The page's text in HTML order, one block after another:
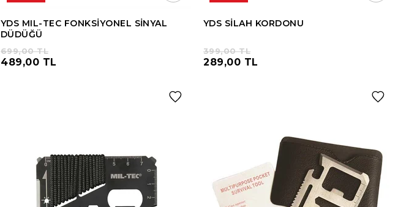
YDS MIL-TEC FONKSİYONEL SİNYAL
DÜDÜĞÜ
489,00 TL
699,00 TL
YDS SİLAH KORDONU
289,00 TL
399,00 TL